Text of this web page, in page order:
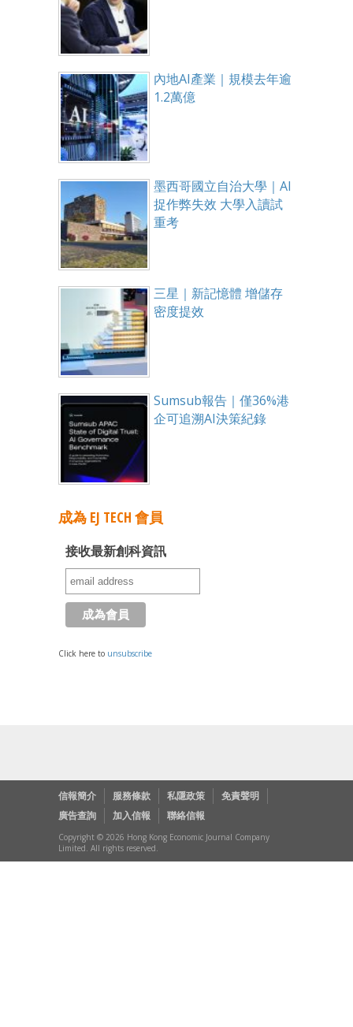
內地AI產業｜規模去年逾
1.2萬億
墨西哥國立自治大學｜AI
捉作弊失效 大學入讀試
重考
三星｜新記憶體 增儲存
密度提效
Sumsub報告｜僅36%港
企可追溯AI決策紀錄
成為 EJ TECH 會員
接收最新創科資訊
Click here to unsubscribe
信報簡介 服務條款 私隱政策
免責聲明
廣告查詢
加入信報 聯絡信報
Copyright © 2026 Hong Kong Economic Journal Company
Limited. All rights reserved.